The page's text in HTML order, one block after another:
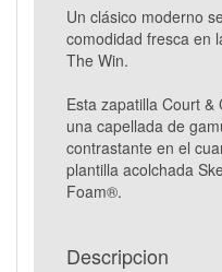
Un clásico moderno
comodidad fresca en
The Win.
Esta zapatilla Court &
una capellada de
contrastante en el
plantilla acolchada
Foam®.
Descripcion